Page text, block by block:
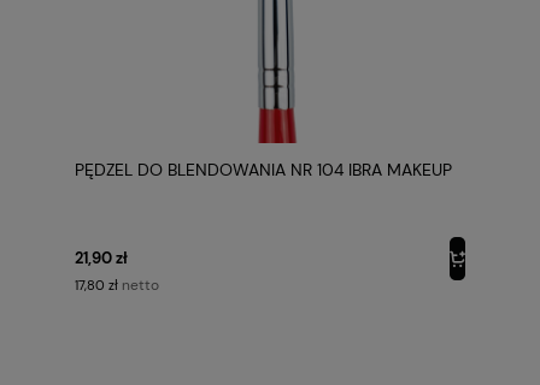
PĘDZEL DO BLENDOWANIA NR 104 IBRA MAKEUP
21,90 zł
17,80 zł netto